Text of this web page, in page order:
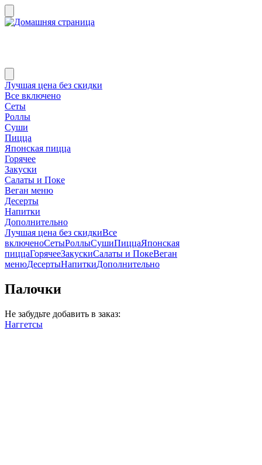
Лучшая цена без скидки
Все включено
Сеты
Роллы
Суши
Пицца
Японская пицца
Горячее
Закуски
Салаты и Поке
Веган меню
Десерты
Напитки
Дополнительно
Лучшая цена без скидкиВсе
включеноСетыРоллыСушиПиццаЯпонская
пиццаГорячееЗакускиСалаты и ПокеВеган
менюДесертыНапиткиДополнительно
Палочки
Не забудьте добавить в заказ:
Наггетсы